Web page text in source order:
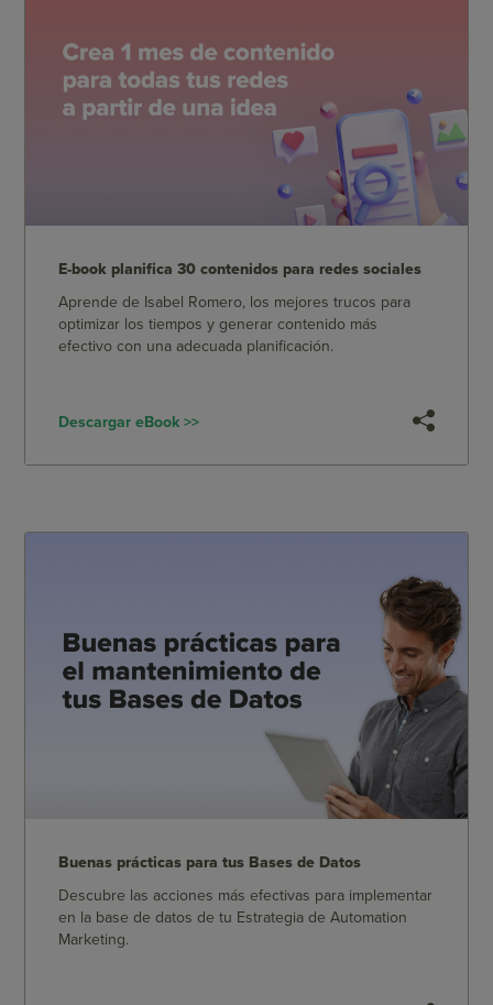
E-book planifica 30 contenidos para redes sociales
Aprende de Isabel Romero, los mejores trucos para
optimizar los tiempos y generar contenido más
efectivo con una adecuada planificación.
Descargar eBook >>
Buenas prácticas para tus Bases de Datos
Descubre las acciones más efectivas para implementar
en la base de datos de tu Estrategia de Automation
Marketing.